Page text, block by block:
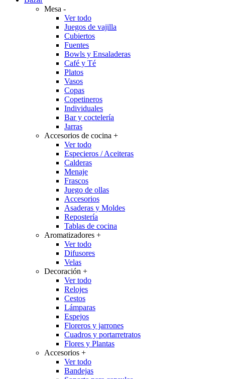
Mesa -
Ver todo
Juegos de vajilla
Cubiertos
Fuentes
Bowls y Ensaladeras
Café y Té
Platos
Vasos
Copas
Copetineros
Individuales
Bar y coctelería
Jarras
Accesorios de cocina +
Ver todo
Especieros / Aceiteras
Calderas
Menaje
Frascos
Juego de ollas
Accesorios
Asaderas y Moldes
Repostería
Tablas de cocina
Aromatizadores +
Ver todo
Difusores
Velas
Decoración +
Ver todo
Relojes
Cestos
Lámparas
Espejos
Floreros y jarrones
Cuadros y portarretratos
Flores y Plantas
Accesorios +
Ver todo
Bandejas